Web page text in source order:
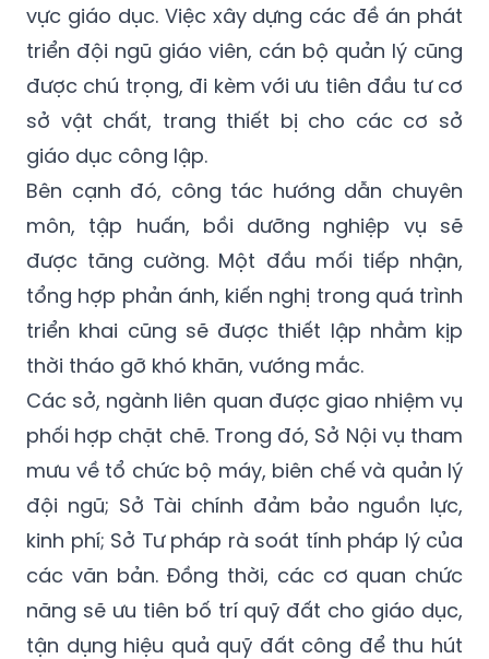
vực giáo dục. Việc xây dựng các đề án phát
triển đội ngũ giáo viên, cán bộ quản lý cũng
được chú trọng, đi kèm với ưu tiên đầu tư cơ
sở vật chất, trang thiết bị cho các cơ sở
giáo dục công lập.
Bên cạnh đó, công tác hướng dẫn chuyên
môn, tập huấn, bồi dưỡng nghiệp vụ sẽ
được tăng cường. Một đầu mối tiếp nhận,
tổng hợp phản ánh, kiến nghị trong quá trình
triển khai cũng sẽ được thiết lập nhằm kịp
thời tháo gỡ khó khăn, vướng mắc.
Các sở, ngành liên quan được giao nhiệm vụ
phối hợp chặt chẽ. Trong đó, Sở Nội vụ tham
mưu về tổ chức bộ máy, biên chế và quản lý
đội ngũ; Sở Tài chính đảm bảo nguồn lực,
kinh phí; Sở Tư pháp rà soát tính pháp lý của
các văn bản. Đồng thời, các cơ quan chức
năng sẽ ưu tiên bố trí quỹ đất cho giáo dục,
tận dụng hiệu quả quỹ đất công để thu hút